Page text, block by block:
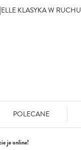
ELLE KLASYKA W RUCHU
POLECANE
je online!